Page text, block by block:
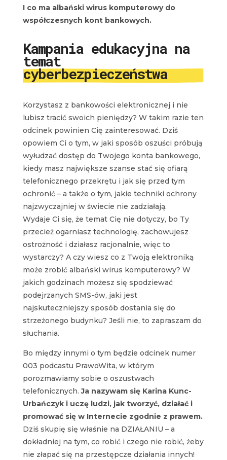
I co ma albański wirus komputerowy do
współczesnych kont bankowych.
Kampania edukacyjna na
temat
cyberbezpieczeństwa
Korzystasz z bankowości elektronicznej i nie
lubisz tracić swoich pieniędzy? W takim razie ten
odcinek powinien Cię zainteresować. Dziś
opowiem Ci o tym, w jaki sposób oszuści próbują
wyłudzać dostęp do Twojego konta bankowego,
kiedy masz największe szanse stać się ofiarą
telefonicznego przekrętu i jak się przed tym
ochronić – a także o tym, jakie techniki ochrony
najzwyczajniej w świecie nie zadziałają.
Wydaje Ci się, że temat Cię nie dotyczy, bo Ty
przecież ogarniasz technologię, zachowujesz
ostrożność i działasz racjonalnie, więc to
wystarczy? A czy wiesz co z Twoją elektroniką
może zrobić albański wirus komputerowy? W
jakich godzinach możesz się spodziewać
podejrzanych SMS-ów, jaki jest
najskuteczniejszy sposób dostania się do
strzeżonego budynku? Jeśli nie, to zapraszam do
słuchania.
Bo między innymi o tym będzie odcinek numer
003 podcastu PrawoWita, w którym
porozmawiamy sobie o oszustwach
telefonicznych.Ja nazywam się Karina Kunc-
Urbańczyk i uczę ludzi, jak tworzyć, działać i
promować się w Internecie zgodnie z prawem.
Dziś skupię się właśnie na DZIAŁANIU – a
dokładniej na tym, co robić i czego nie robić, żeby
nie złapać się na przestępcze działania innych!